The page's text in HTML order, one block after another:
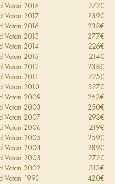
Vatan 2018 272€
Vatan 2017 239€
Vatan 2016 238€
Vatan 2015 277€
Vatan 2014 226€
Vatan 2013 214€
Vatan 2012 238€
Vatan 2011 225€
Vatan 2010 327€
Vatan 2009 263€
Vatan 2008 250€
Vatan 2007 293€
Vatan 2006 219€
Vatan 2005 259€
Vatan 2004 289€
Vatan 2003 272€
Vatan 2002 313€
Vatan 1993 420€